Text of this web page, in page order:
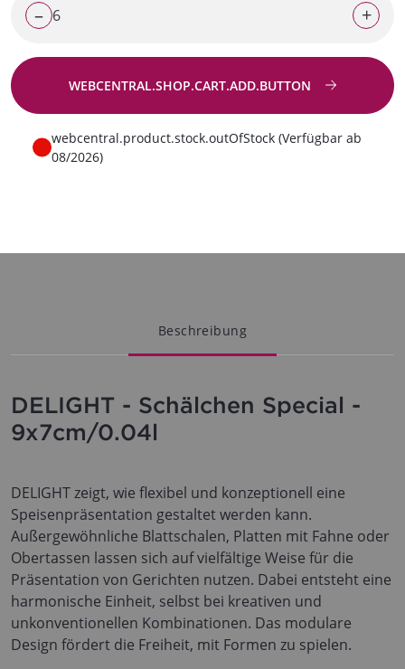
– +
WEBCENTRAL.SHOP.CART.ADD.BUTTON
webcentral.product.stock.outOfStock (Verfügbar ab
08/2026)
Beschreibung
DELIGHT - Schälchen Special -
9x7cm/0.04l
DELIGHT zeigt, wie flexibel und konzeptionell eine
Speisenpräsentation gestaltet werden kann.
Außergewöhnliche Blattschalen, Platten mit Fahne oder
Obertassen lassen sich auf vielfältige Weise für die
Präsentation von Gerichten nutzen. Dabei entsteht eine
harmonische Einheit, selbst bei kreativen und
unkonventionellen Kombinationen. Das modulare
Design fördert die Freiheit, mit Formen zu spielen.